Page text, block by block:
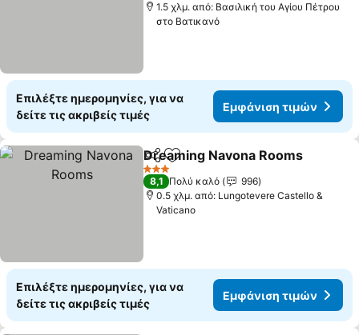
1.5 χλμ. από: Βασιλική του Αγίου Πέτρου
στο Βατικανό
Επιλέξτε ημερομηνίες, για να
δείτε τις ακριβείς τιμές
Εμφάνιση τιμών
Κοινοποίηση
Προσθήκη στα αγαπημένα
Dreaming Navona Rooms
3 Αστέρια
8,1 Πολύ καλό
996
0.5 χλμ. από: Lungotevere Castello &
Vaticano
Επιλέξτε ημερομηνίες, για να
δείτε τις ακριβείς τιμές
Εμφάνιση τιμών